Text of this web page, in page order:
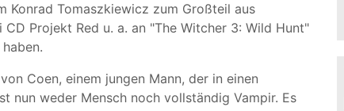
Konrad Tomaszkiewicz zum Großteil aus
Projekt Red u. a. an "The Witcher 3: Wild Hunt"
Coen, einem jungen Mann, der in einen
nun weder Mensch noch vollständig Vampir. Es